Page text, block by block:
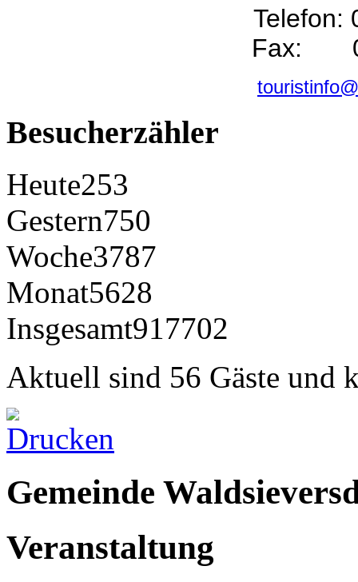
Telefon:
Fax:
Besucherzähler
Heute253
Gestern750
Woche3787
Monat5628
Insgesamt917702
Aktuell sind 56 Gäste und
Gemeinde
Veranstaltung